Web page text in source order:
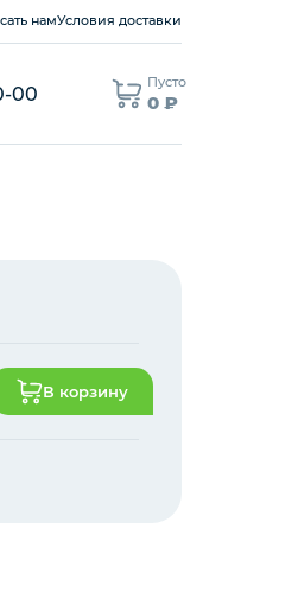
намУсловия доставки
00
Пусто
0 ₽
В корзину